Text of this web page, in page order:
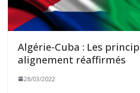
Algérie-Cuba : Les
alignement réaffirmés
28/03/2022